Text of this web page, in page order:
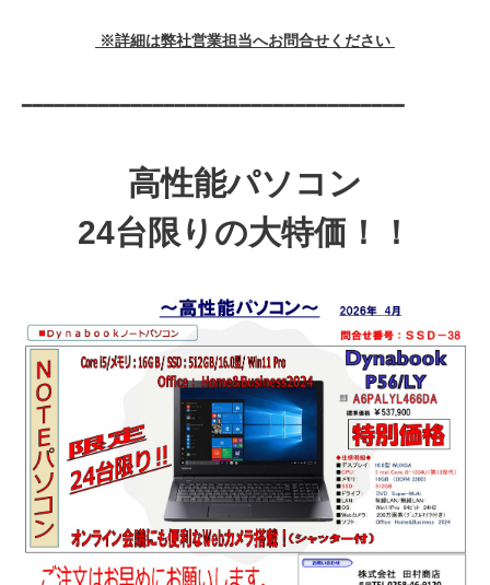
※詳細は弊社営業担当へお問合せください
━━━━━━━━━━━━━━━━━━━━━━━━━━━━━━━━━━━
高性能パソコン
24台限りの大特価！！